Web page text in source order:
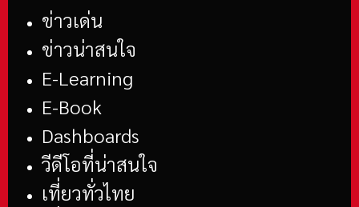
ข่าวเด่น
ข่าวน่าสนใจ
E-Learning
E-Book
Dashboards
วีดีโอที่น่าสนใจ
เที่ยวทั่วไทย